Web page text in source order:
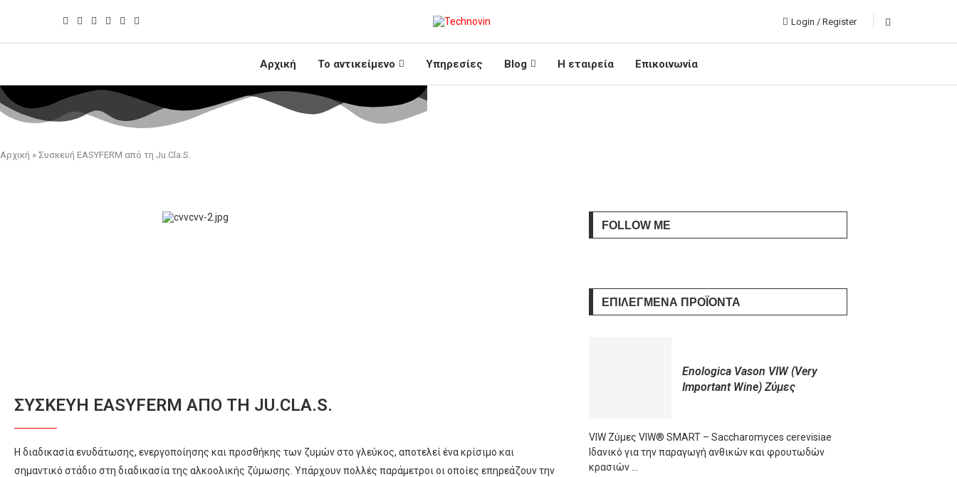
Login / Register
Αρχική Το αντικείμενο Υπηρεσίες Blog Η εταιρεία Επικοινωνία
Αρχική » Συσκευή EASYFERM από τη Ju.Cla.S.
ΣΥΣΚΕΥΉ EASYFERM ΑΠΌ ΤΗ JU.CLA.S.
Η διαδικασία ενυδάτωσης, ενεργοποίησης και προσθήκης των ζυμών στο γλεύκος, αποτελεί ένα κρίσιμο και
σημαντικό στάδιο στη διαδικασία της αλκοολικής ζύμωσης. Υπάρχουν πολλές παράμετροι οι οποίες επηρεάζουν την
FOLLOW ME
ΕΠΙΛΕΓΜΈΝΑ ΠΡΟΪΌΝΤΑ
Enologica Vason VIW (Very
Important Wine) Ζύμες
VIW Ζύμες VIW® SMART – Saccharomyces cerevisiae
Ιδανικό για την παραγωγή ανθικών και φρουτωδών
κρασιών …